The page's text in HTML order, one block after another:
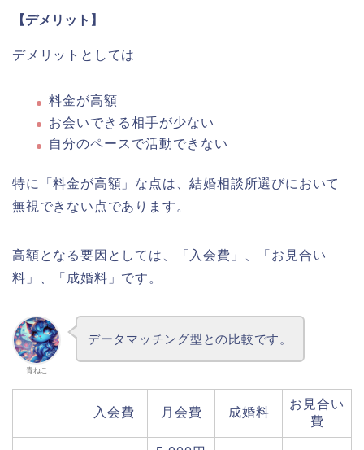
【デメリット】
デメリットとしては
料金が高額
お会いできる相手が少ない
自分のペースで活動できない
特に「料金が高額」な点は、結婚相談所選びにおいて
無視できない点であります。
高額となる要因としては、「入会費」、「お見合い
料」、「成婚料」です。
青ねこ
データマッチング型との比較です。
入会費 月会費 成婚料
お見合い
費